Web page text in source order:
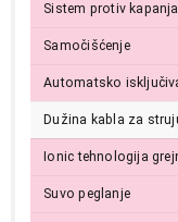
Sistem protiv kapanja
Samočišćenje
Automatsko
Dužina kabla za
Ionic tehnologija
Suvo peglanje